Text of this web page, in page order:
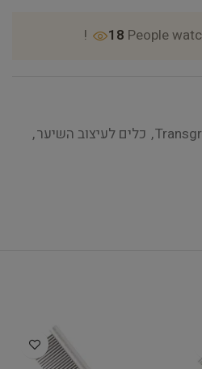
18 People
, כלים לעיצוב השיער,